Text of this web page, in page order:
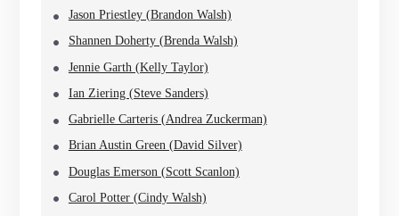
Jason Priestley (Brandon Walsh)
Shannen Doherty (Brenda Walsh)
Jennie Garth (Kelly Taylor)
Ian Ziering (Steve Sanders)
Gabrielle Carteris (Andrea Zuckerman)
Brian Austin Green (David Silver)
Douglas Emerson (Scott Scanlon)
Carol Potter (Cindy Walsh)